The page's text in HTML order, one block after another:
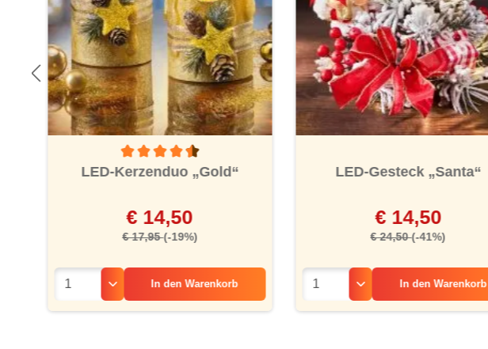
Durchschnittliche Bewertung von 4.5 von 5 Sternen
LED-Kerzenduo „Gold“
€ 14,50
€ 17,95(-19%)
In den Warenkorb
LED-Gesteck „Santa“
€ 14,50
€ 24,50(-41%)
In den Warenkorb